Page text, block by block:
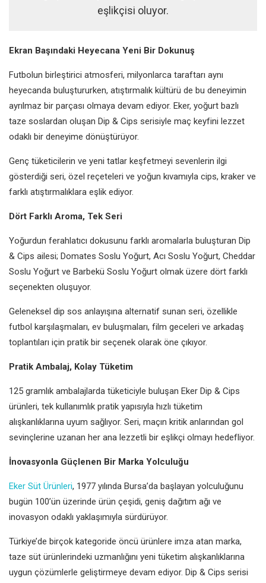
eşlikçisi oluyor.
Ekran Başındaki Heyecana Yeni Bir Dokunuş
Futbolun birleştirici atmosferi, milyonlarca taraftarı aynı
heyecanda buluştururken, atıştırmalık kültürü de bu deneyimin
ayrılmaz bir parçası olmaya devam ediyor. Eker, yoğurt bazlı
taze soslardan oluşan Dip & Cips serisiyle maç keyfini lezzet
odaklı bir deneyime dönüştürüyor.
Genç tüketicilerin ve yeni tatlar keşfetmeyi sevenlerin ilgi
gösterdiği seri, özel reçeteleri ve yoğun kıvamıyla cips, kraker ve
farklı atıştırmalıklara eşlik ediyor.
Dört Farklı Aroma, Tek Seri
Yoğurdun ferahlatıcı dokusunu farklı aromalarla buluşturan Dip
& Cips ailesi; Domates Soslu Yoğurt, Acı Soslu Yoğurt, Cheddar
Soslu Yoğurt ve Barbekü Soslu Yoğurt olmak üzere dört farklı
seçenekten oluşuyor.
Geleneksel dip sos anlayışına alternatif sunan seri, özellikle
futbol karşılaşmaları, ev buluşmaları, film geceleri ve arkadaş
toplantıları için pratik bir seçenek olarak öne çıkıyor.
Pratik Ambalaj, Kolay Tüketim
125 gramlık ambalajlarda tüketiciyle buluşan Eker Dip & Cips
ürünleri, tek kullanımlık pratik yapısıyla hızlı tüketim
alışkanlıklarına uyum sağlıyor. Seri, maçın kritik anlarından gol
sevinçlerine uzanan her ana lezzetli bir eşlikçi olmayı hedefliyor.
İnovasyonla Güçlenen Bir Marka Yolculuğu
Eker Süt Ürünleri, 1977 yılında Bursa’da başlayan yolculuğunu
bugün 100’ün üzerinde ürün çeşidi, geniş dağıtım ağı ve
inovasyon odaklı yaklaşımıyla sürdürüyor.
Türkiye’de birçok kategoride öncü ürünlere imza atan marka,
taze süt ürünlerindeki uzmanlığını yeni tüketim alışkanlıklarına
uygun çözümlerle geliştirmeye devam ediyor. Dip & Cips serisi